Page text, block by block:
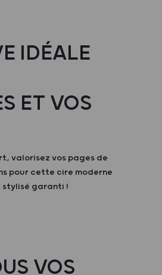
IDÉALE
ET VOS
valorisez vos pages de
pour cette cire moderne
garanti !
VOS